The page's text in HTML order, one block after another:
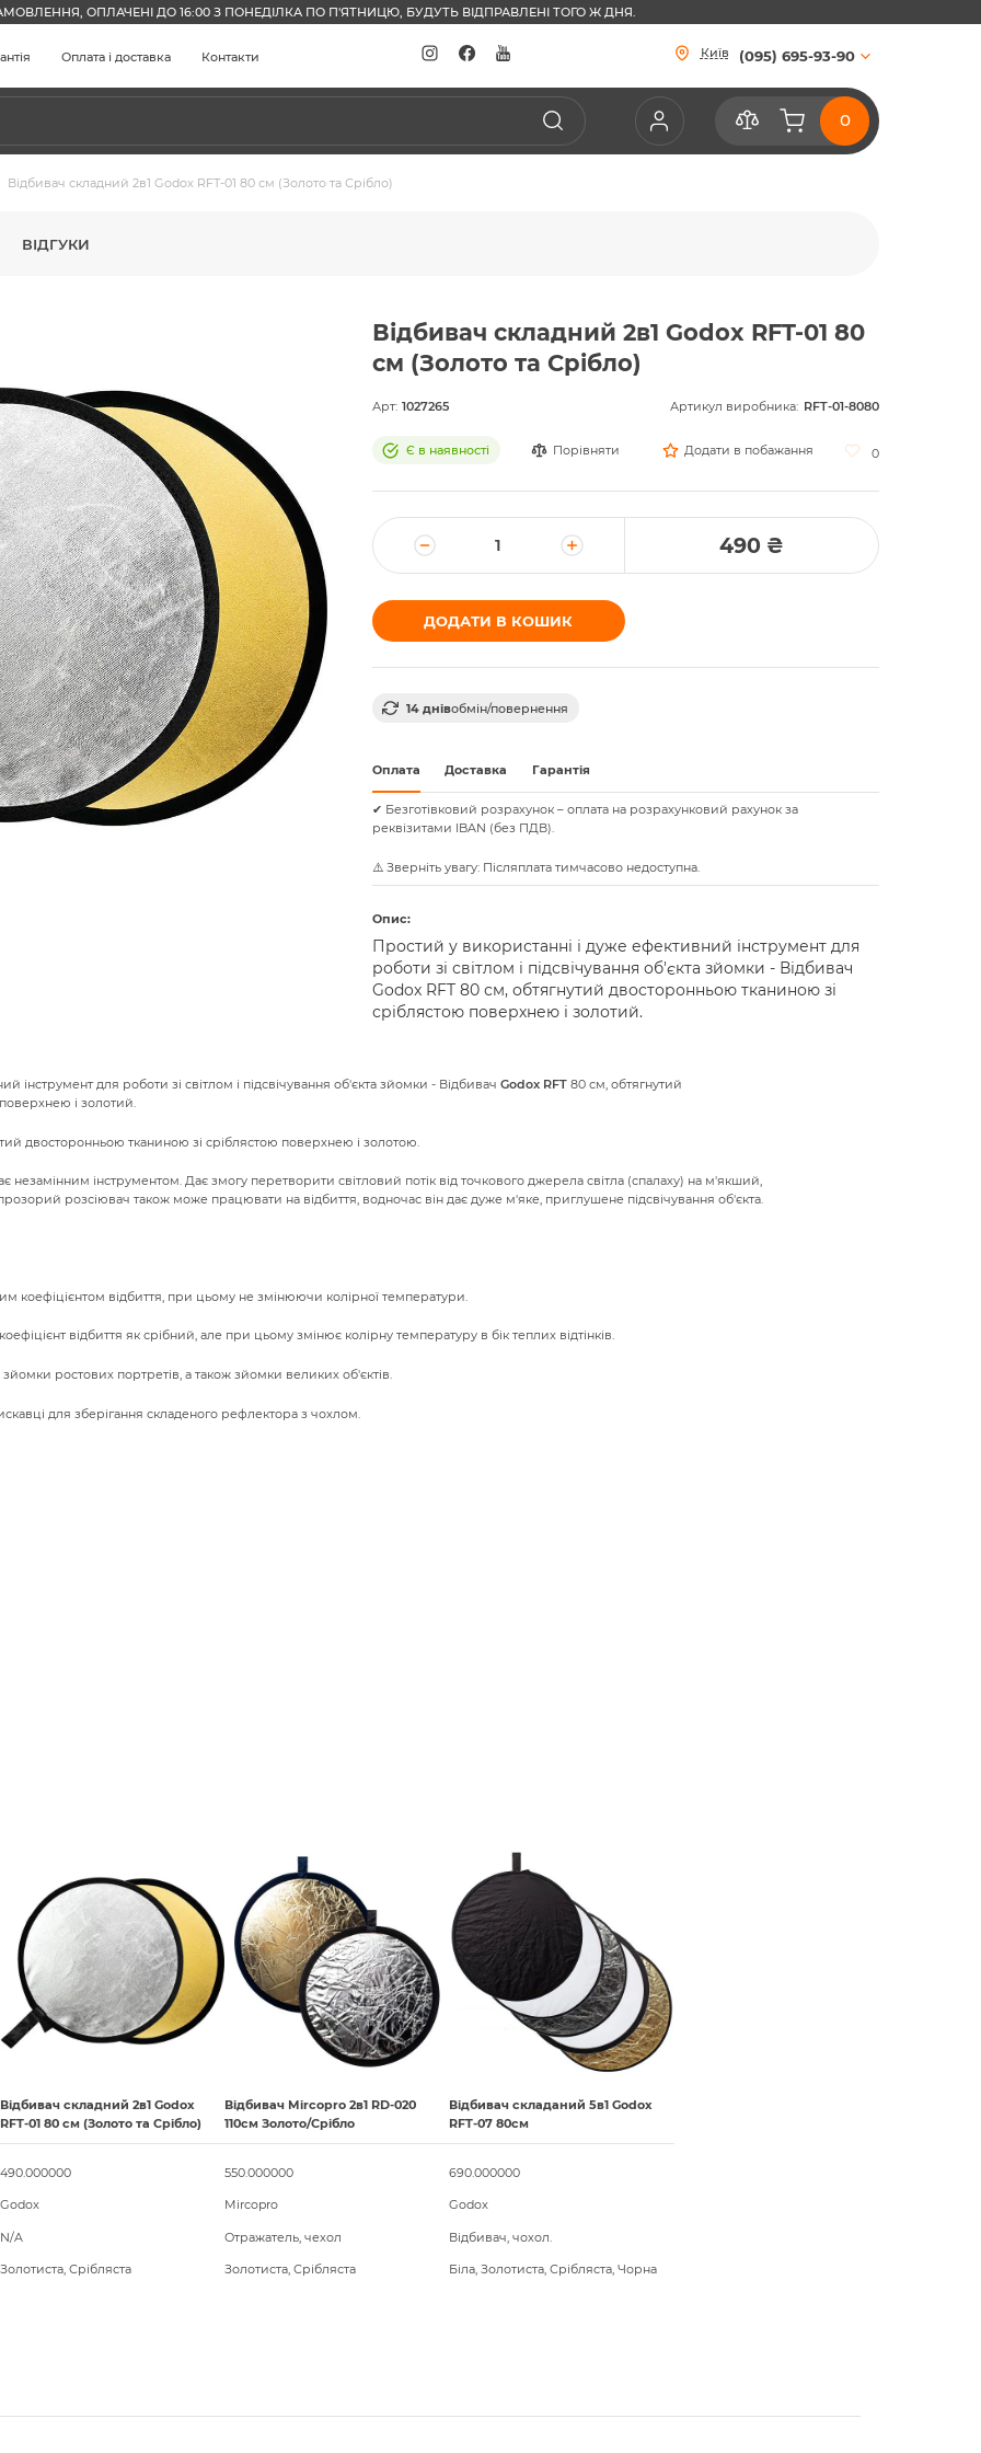
ОПЛАЧЕНІ ДО 16:00 З ПОНЕДІЛКА ПО П'ЯТНИЦЮ, БУДУТЬ ВІДПРАВЛЕНІ ТОГО Ж ДНЯ.
Оплата і доставка Контакти Київ (095) 695-93-90
Відбивач складний 2в1 Godox RFT-01 80 см (Золото та Срібло)
ВІДГУКИ
Відбивач складний 2в1 Godox RFT-01 80
см (Золото та Срібло)
Арт: 1027265 Артикул виробника: RFT-01-8080
Є в наявності Порівняти Додати в побажання 0
490 ₴
ДОДАТИ В КОШИК
14 днівобмін/повернення
Оплата Доставка Гарантія
✔ Безготівковий розрахунок – оплата на розрахунковий рахунок за
реквізитами IBAN (без ПДВ).
⚠️ Зверніть увагу: Післяплата тимчасово недоступна.
Опис:
Простий у використанні і дуже ефективний інструмент для
роботи зі світлом і підсвічування об'єкта зйомки - Відбивач
Godox RFT 80 см, обтягнутий двосторонньою тканиною зі
сріблястою поверхнею і золотий.
інструмент для роботи зі світлом і підсвічування об'єкта зйомки - Відбивач Godox RFT80 см, обтягнутий
і золотий.
двосторонньою тканиною зі сріблястою поверхнею і золотою.
незамінним інструментом. Дає змогу перетворити світловий потік від точкового джерела світла (спалаху) на м'якший,
розсіювач також може працювати на відбиття, водночас він дає дуже м'яке, приглушене підсвічування об'єкта.
коефіцієнтом відбиття, при цьому не змінюючи колірної температури.
відбиття як срібний, але при цьому змінює колірну температуру в бік теплих відтінків.
ростових портретів, а також зйомки великих об'єктів.
для зберігання складеного рефлектора з чохлом.
Відбивач складний 2в1 Godox
RFT-01 80 см (Золото та Срібло)
490.000000
Godox
N/A
Золотиста, Срібляста
Відбивач Mircopro 2в1 RD-020
110см Золото/Срібло
550.000000
Mircopro
Отражатель, чехол
Золотиста, Срібляста
Відбивач складаний 5в1 Godox
RFT-07 80см
690.000000
Godox
Відбивач, чохол.
Біла, Золотиста, Срібляста, Чорна